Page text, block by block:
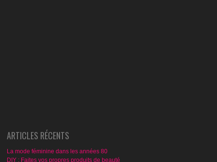
ARTICLES RÉCENTS
La mode féminine dans les années 80
DIY : Faites vos propres produits de beauté